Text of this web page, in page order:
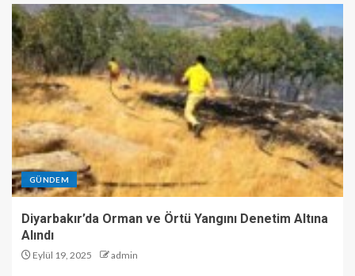
GÜNDEM
Diyarbakır’da Orman ve Örtü Yangını Denetim Altına
Alındı
Eylül 19, 2025 admin